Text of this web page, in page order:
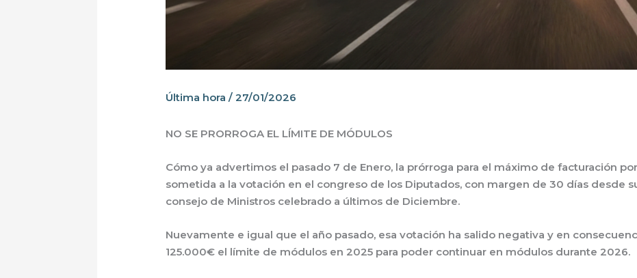
Última hora /27/01/2026
NO SE PRORROGA EL LÍMITE DE MÓDULOS
Cómo ya advertimos el pasado 7 de Enero, la prórroga para el máximo de facturación
sometida a la votación en el congreso de los Diputados, con margen de 30 días desde
consejo de Ministros celebrado a últimos de Diciembre.
Nuevamente e igual que el año pasado, esa votación ha salido negativa y en
125.000€ el límite de módulos en 2025 para poder continuar en módulos durante 2026.